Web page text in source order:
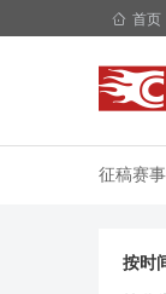
 首页
征稿赛事
按时